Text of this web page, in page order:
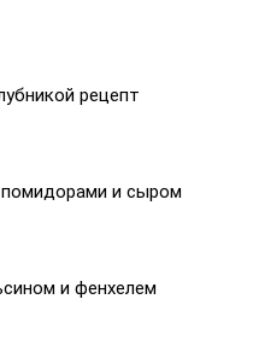
рецепт
и сыром
и фенхелем